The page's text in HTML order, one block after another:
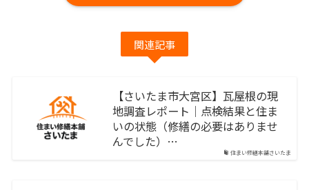
関連記事
住まい修繕本舗さいたま
【さいたま市大宮区】瓦屋根の現
地調査レポート｜点検結果と住ま
いの状態（修繕の必要はありませ
んでした）…